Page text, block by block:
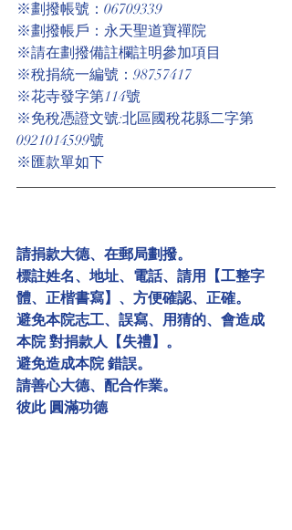
※劃撥帳號：06709339
※劃撥帳戶：永天聖道寶禪院
※請在劃撥備註欄註明參加項目
※稅捐統一編號：98757417
※花寺發字第114號
※免稅憑證文號:北區國稅花縣二字第
0921014599號
※匯款單如下
請捐款大德、在郵局劃撥。
標註姓名、地址、電話、請用【工整字
體、正楷書寫】、方便確認、正確。
避免本院志工、誤寫、用猜的、會造成
本院 對捐款人【失禮】。
避免造成本院 錯誤。
請善心大德、配合作業。
彼此 圓滿功德